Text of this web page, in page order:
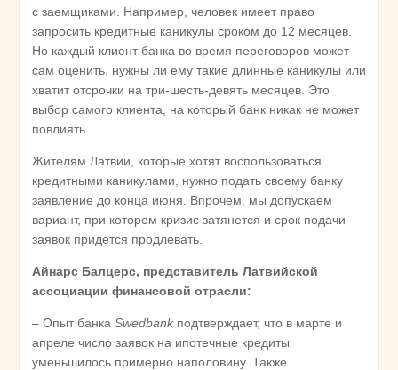
с заемщиками. Например, человек имеет право
запросить кредитные каникулы сроком до 12 месяцев.
Но каждый клиент банка во время переговоров может
сам оценить, нужны ли ему такие длинные каникулы или
хватит отсрочки на три-шесть-девять месяцев. Это
выбор самого клиента, на который банк никак не может
повлиять.
Жителям Латвии, которые хотят воспользоваться
кредитными каникулами, нужно подать своему банку
заявление до конца июня. Впрочем, мы допускаем
вариант, при котором кризис затянется и срок подачи
заявок придется продлевать.
Айнарс Балцерс, представитель Латвийской
ассоциации финансовой отрасли:
– Опыт банка Swedbank подтверждает, что в марте и
апреле число заявок на ипотечные кредиты
уменьшилось примерно наполовину. Также